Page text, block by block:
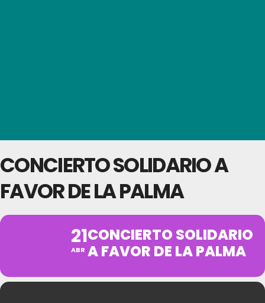
CONCIERTO SOLIDARIO A
FAVOR DE LA PALMA
21
ABR
CONCIERTO SOLIDARIO
A FAVOR DE LA PALMA